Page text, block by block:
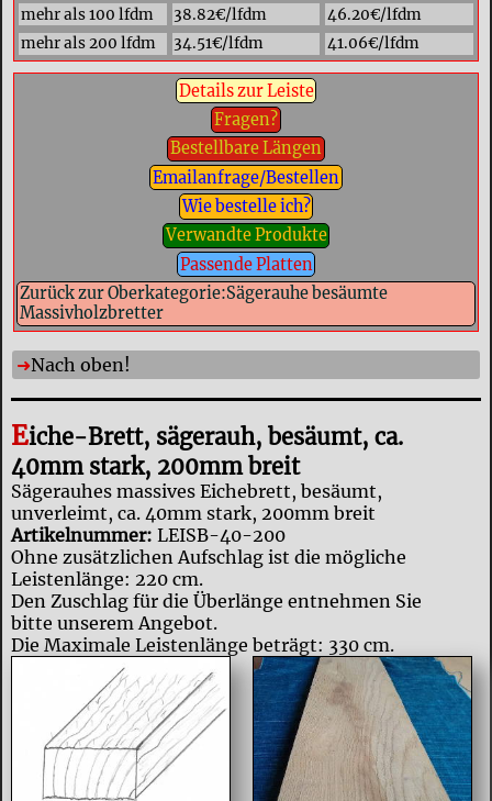
mehr als 100 lfdm
38.82€/lfdm
46.20€/lfdm
mehr als 200 lfdm
34.51€/lfdm 41.06€/lfdm
Details zur Leiste
Fragen?
Bestellbare Längen
Emailanfrage/Bestellen
Wie bestelle ich?
Verwandte Produkte
Passende Platten
Zurück zur Oberkategorie:Sägerauhe besäumte
Massivholzbretter
Nach oben!
Eiche-Brett, sägerauh, besäumt, ca.
40mm stark, 200mm breit
Sägerauhes massives Eichebrett, besäumt,
unverleimt, ca. 40mm stark, 200mm breit
Artikelnummer: LEISB-40-200
Ohne zusätzlichen Aufschlag ist die mögliche
Leistenlänge: 220 cm.
Den Zuschlag für die Überlänge entnehmen Sie
bitte unserem Angebot.
Die Maximale Leistenlänge beträgt: 330 cm.